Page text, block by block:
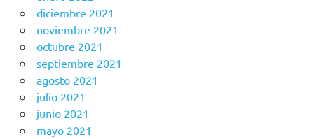
diciembre 2021
noviembre 2021
octubre 2021
septiembre 2021
agosto 2021
julio 2021
junio 2021
mayo 2021